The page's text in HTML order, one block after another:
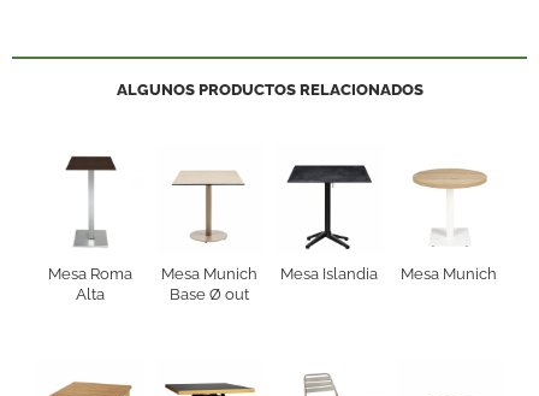
ALGUNOS PRODUCTOS RELACIONADOS
Mesa Roma
Alta
Mesa Munich
Base Ø out
Mesa Islandia Mesa Munich